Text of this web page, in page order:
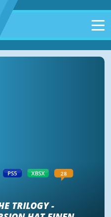
PS5 XBSX
28
TRILOGY -